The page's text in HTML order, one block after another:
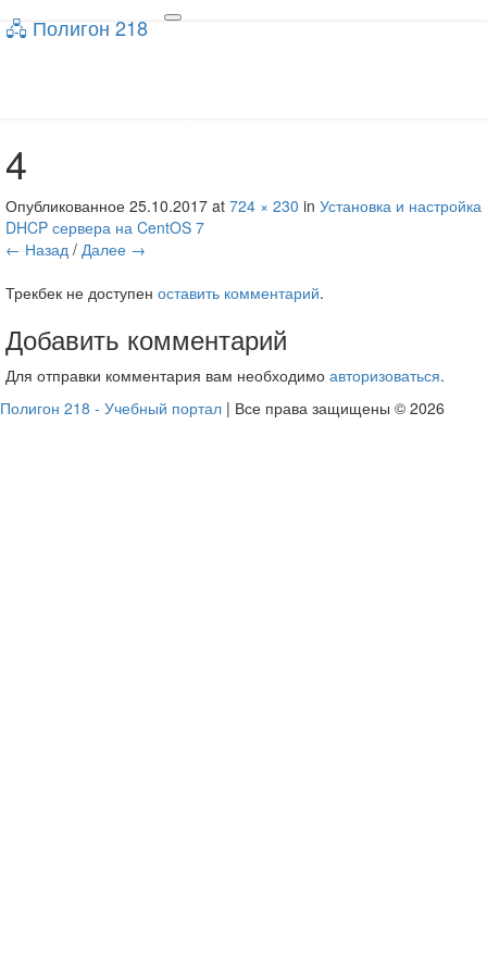
Toggle
🖧 Полигон 218
🖧 Полигон 218
4
Опубликованное 25.10.2017 at 724 × 230 in Установка и настройка
DHCP сервера на CentOS 7
← Назад / Далее →
Трекбек не доступен оставить комментарий.
Добавить комментарий
Для отправки комментария вам необходимо авторизоваться.
Полигон 218 - Учебный портал | Все права защищены © 2026